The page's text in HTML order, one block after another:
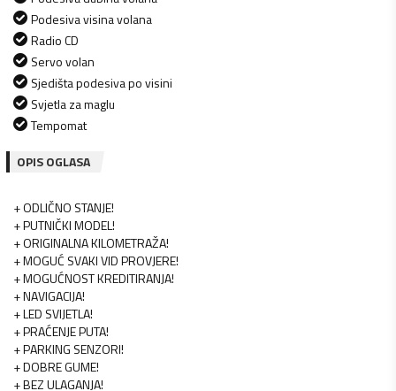
Podesiva visina volana
Radio CD
Servo volan
Sjedišta podesiva po visini
Svjetla za maglu
Tempomat
OPIS OGLASA
+ ODLIČNO STANJE!
+ PUTNIČKI MODEL!
+ ORIGINALNA KILOMETRAŽA!
+ MOGUĆ SVAKI VID PROVJERE!
+ MOGUĆNOST KREDITIRANJA!
+ NAVIGACIJA!
+ LED SVIJETLA!
+ PRAĆENJE PUTA!
+ PARKING SENZORI!
+ DOBRE GUME!
+ BEZ ULAGANJA!